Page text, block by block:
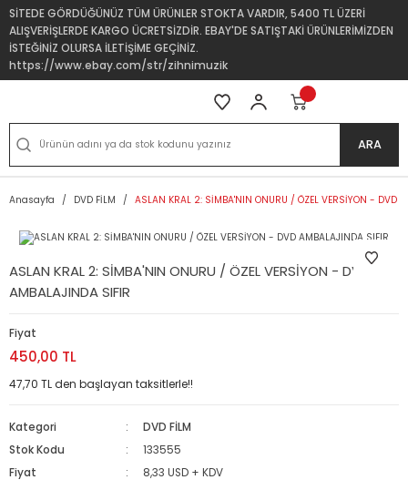
SİTEDE GÖRDÜĞÜNÜZ TÜM ÜRÜNLER STOKTA VARDIR, 5400 TL ÜZERİ
ALIŞVERİŞLERDE KARGO ÜCRETSİZDİR. EBAY'DE SATIŞTAKİ ÜRÜNLERİMİZDEN
İSTEĞİNİZ OLURSA İLETİŞİME GEÇİNİZ.
https://www.ebay.com/str/zihnimuzik
ARA
Anasayfa DVD FİLM ASLAN KRAL 2: SİMBA'NIN ONURU / ÖZEL VERSİYON - DVD
ASLAN KRAL 2: SİMBA'NIN ONURU / ÖZEL VERSİYON - DVD
AMBALAJINDA SIFIR
Fiyat
450,00 TL
47,70 TL den başlayan taksitlerle!!
Kategori
DVD FİLM
Stok Kodu
133555
Fiyat
8,33 USD + KDV